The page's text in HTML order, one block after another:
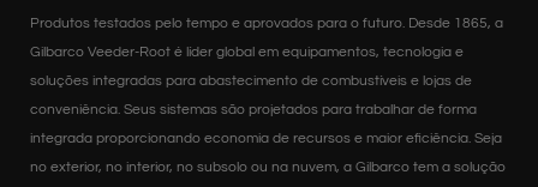
Produtos testados pelo tempo e aprovados para o futuro. Desde 1865, a
Gilbarco Veeder-Root é líder global em equipamentos, tecnologia e
soluções integradas para abastecimento de combustíveis e lojas de
conveniência. Seus sistemas são projetados para trabalhar de forma
integrada proporcionando economia de recursos e maior eficiência. Seja
no exterior, no interior, no subsolo ou na nuvem, a Gilbarco tem a solução